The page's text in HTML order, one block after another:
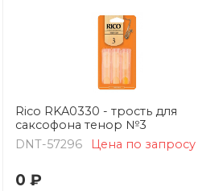
Rico RKA0330 - трость для
саксофона тенор №3
DNT-57296
Цена по запросу
0 ₽